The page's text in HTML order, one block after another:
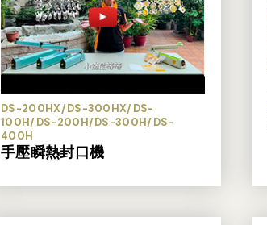
DS-200HX/DS-300HX/DS-
100H/DS-200H/DS-300H/DS-
400H
手壓瞬熱封口機